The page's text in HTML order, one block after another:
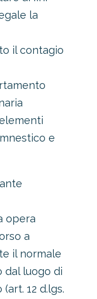
la
il contagio
e
opera
a
il normale
dal luogo di
12 d.lgs.